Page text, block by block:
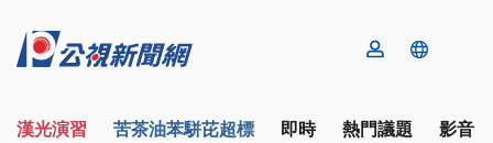
漢光演習 苦茶油苯駢芘超標 即時 熱門議題 影音